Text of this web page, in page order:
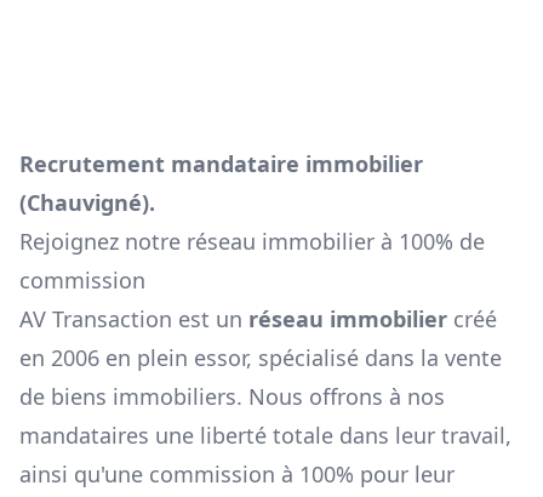
Recrutement mandataire immobilier
(Chauvigné).
Rejoignez notre réseau immobilier à 100% de
commission
AV Transaction est un réseau immobilier créé
en 2006 en plein essor, spécialisé dans la vente
de biens immobiliers. Nous offrons à nos
mandataires une liberté totale dans leur travail,
ainsi qu'une commission à 100% pour leur